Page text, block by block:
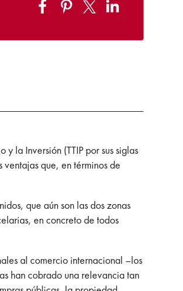
la Inversión (TTIP por sus siglas
que, en términos de
que aún son las dos zonas
en concreto de todos
al comercio internacional –los
han cobrado una relevancia tan